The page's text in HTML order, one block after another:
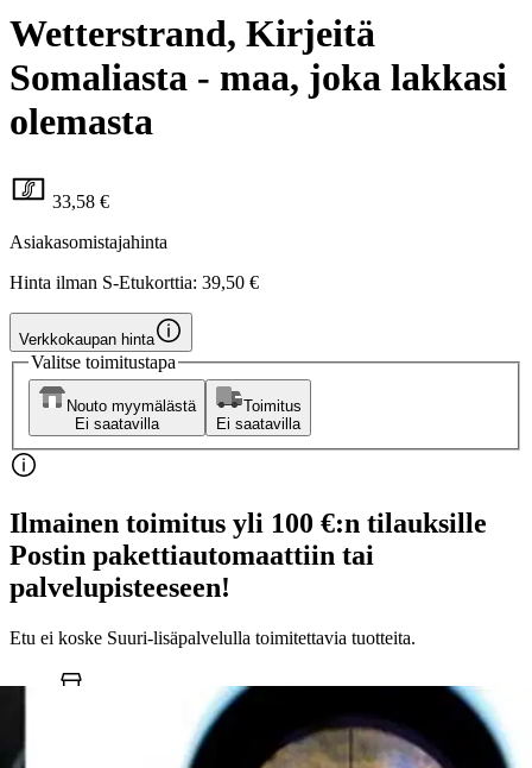
Wetterstrand, Kirjeitä
Somaliasta - maa, joka lakkasi
olemasta
33,58 €
Asiakasomistajahinta
Hinta ilman S-Etukorttia: 39,50 €
Verkkokaupan hinta
Valitse toimitustapa
Nouto myymälästä
Ei saatavilla
Toimitus
Ei saatavilla
Ilmainen toimitus yli 100 €:n tilauksille
Postin pakettiautomaattiin tai
palvelupisteeseen!
Etu ei koske Suuri‑lisäpalvelulla toimitettavia tuotteita.
Tarkista myymäläsaatavuus